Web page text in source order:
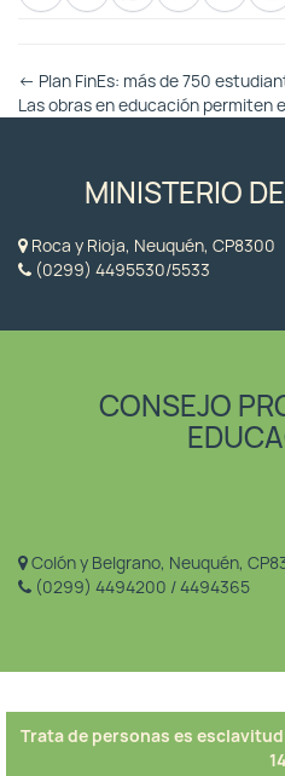
Otras
Entradas
← Plan FinEs: más de 750
Las obras en educación permiten
MINISTERIO
Roca y Rioja, Neuquén, CP8300
(0299) 4495530/5533
CONSEJO
Colón y Belgrano, Neuquén,
(0299) 4494200 / 4494365
Trata de personas es